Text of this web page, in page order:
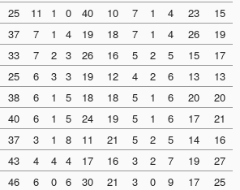
25 11 1 0 40 10 7 1 4 23
15
37 7 1 4 19 18 7 1 4 26
19
33 7 2 3 26 16 5 2 5 15
17
25 6 3 3 19 12 4 2 6 13
13
38 6 1 5 18 18 5 1 6 20
20
40 6 1 5 24 19 5 1 6 17
21
37 3 1 8 11 21 5 2 5 14
16
43 4 4 4 17 16 3 2 7 19
27
46 6 0 6 30 21 3 0 9 17
25